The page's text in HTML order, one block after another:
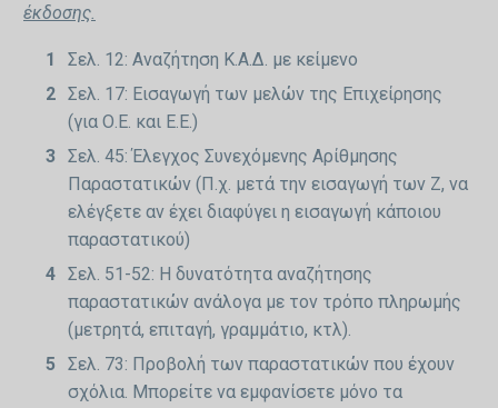
έκδοσης.
Σελ. 12: Αναζήτηση Κ.Α.Δ. με κείμενο
Σελ. 17: Εισαγωγή των μελών της Επιχείρησης
(για Ο.Ε. και Ε.Ε.)
Σελ. 45: Έλεγχος Συνεχόμενης Αρίθμησης
Παραστατικών (Π.χ. μετά την εισαγωγή των Ζ, να
ελέγξετε αν έχει διαφύγει η εισαγωγή κάποιου
παραστατικού)
Σελ. 51-52: Η δυνατότητα αναζήτησης
παραστατικών ανάλογα με τον τρόπο πληρωμής
(μετρητά, επιταγή, γραμμάτιο, κτλ).
Σελ. 73: Προβολή των παραστατικών που έχουν
σχόλια. Μπορείτε να εμφανίσετε μόνο τα